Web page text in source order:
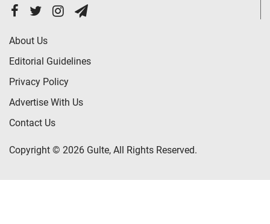
About Us
Editorial Guidelines
Privacy Policy
Advertise With Us
Contact Us
Copyright © 2026 Gulte, All Rights Reserved.